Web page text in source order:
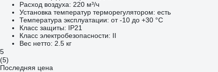
Расход воздуха: 220 м³/ч
Установка температур терморегулятором: есть
Температура эксплуатации: от -10 до +30 °С
Класс защиты: IP21
Класс электробезопасности: II
Вес нетто: 2.5 кг
5
(5)
Последняя цена